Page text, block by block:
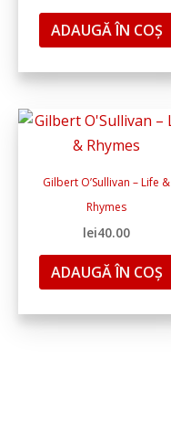
ADAUGĂ ÎN COȘ
Gilbert O’Sullivan – Life &
Rhymes
lei40.00
ADAUGĂ ÎN COȘ